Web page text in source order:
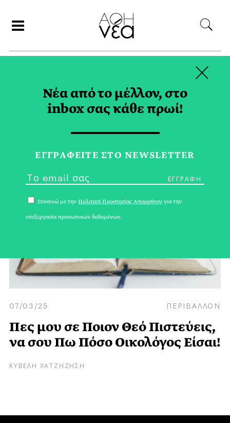
ΙΝΔΟΥΙΣΤΕΣ TAG
07/03/25 ΠΕΡΙΒΑΛΛΟΝ
Πες μου σε Ποιον Θεό Πιστεύεις,
να σου Πω Πόσο Οικολόγος Είσαι!
ΚΥΒΕΛΗ ΧΑΤΖΗΖΗΣΗ
Νέα από το μέλλον, στο
inbox σας κάθε πρωί!
ΕΓΓPΑΦΕΙΤΕ ΣΤΟ NEWSLETTER
Συναινώ με την Πολιτική Προστασίας Απορρήτου για την
επεξεργασία προσωπικών δεδομένων.
×